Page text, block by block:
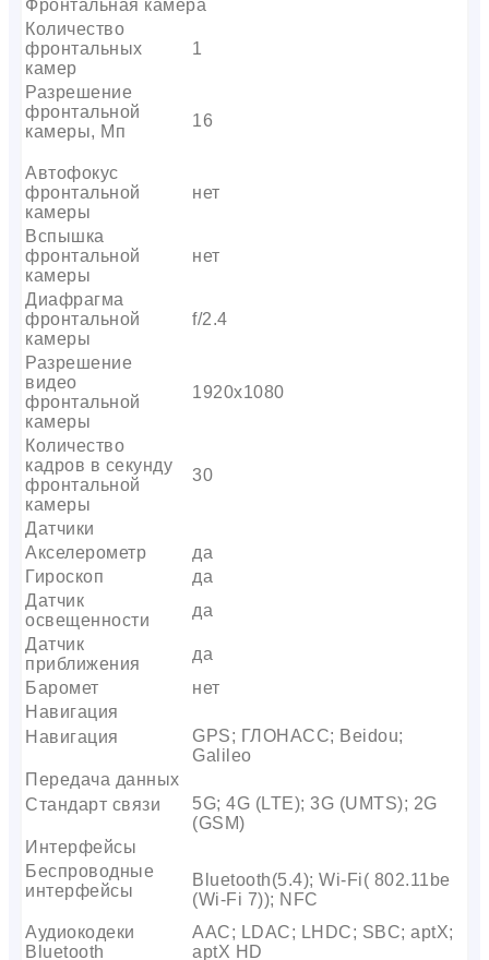
Фронтальная камера
Количество
фронтальных
камер
1
Разрешение
фронтальной
камеры, Мп
16
Автофокус
фронтальной
камеры
нет
Вспышка
фронтальной
камеры
нет
Диафрагма
фронтальной
камеры
f/2.4
Разрешение
видео
фронтальной
камеры
1920х1080
Количество
кадров в секунду
фронтальной
камеры
30
Датчики
Акселерометр
да
Гироскоп
да
Датчик
освещенности
да
Датчик
приближения
да
Баромет
нет
Навигация
Навигация
GPS; ГЛОНАСС; Beidou;
Galileo
Передача данных
Стандарт связи
5G; 4G (LTE); 3G (UMTS); 2G
(GSM)
Интерфейсы
Беспроводные
интерфейсы
Bluetooth(5.4); Wi-Fi( 802.11be
(Wi-Fi 7)); NFC
Аудиокодеки
Bluetooth
AAC; LDAC; LHDC; SBC; aptX;
aptX HD